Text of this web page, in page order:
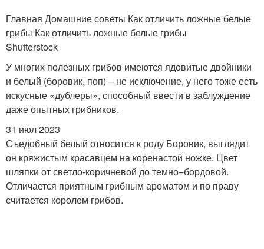
Главная Домашние советы Как отличить ложные белые
грибы Как отличить ложные белые грибы
Shutterstock
У многих полезных грибов имеются ядовитые двойники
и белый (боровик, поп) – не исключение, у него тоже есть
искусные «дублеры», способный ввести в заблуждение
даже опытных грибников.
31 июл 2023
Съедобный белый относится к роду Боровик, выглядит
он кряжистым красавцем на коренастой ножке. Цвет
шляпки от светло-коричневой до темно−бордовой.
Отличается приятным грибным ароматом и по праву
считается королем грибов.